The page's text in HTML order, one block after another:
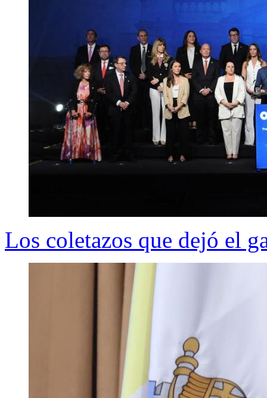
Los coletazos que dejó el